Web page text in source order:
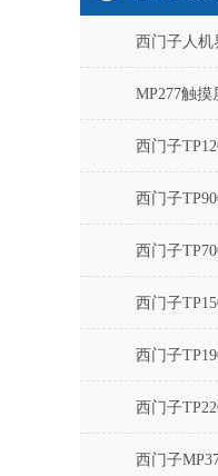
西门子人机
MP277触摸
西门子
西门子
西门子
西门子
西门子
西门子
西门子